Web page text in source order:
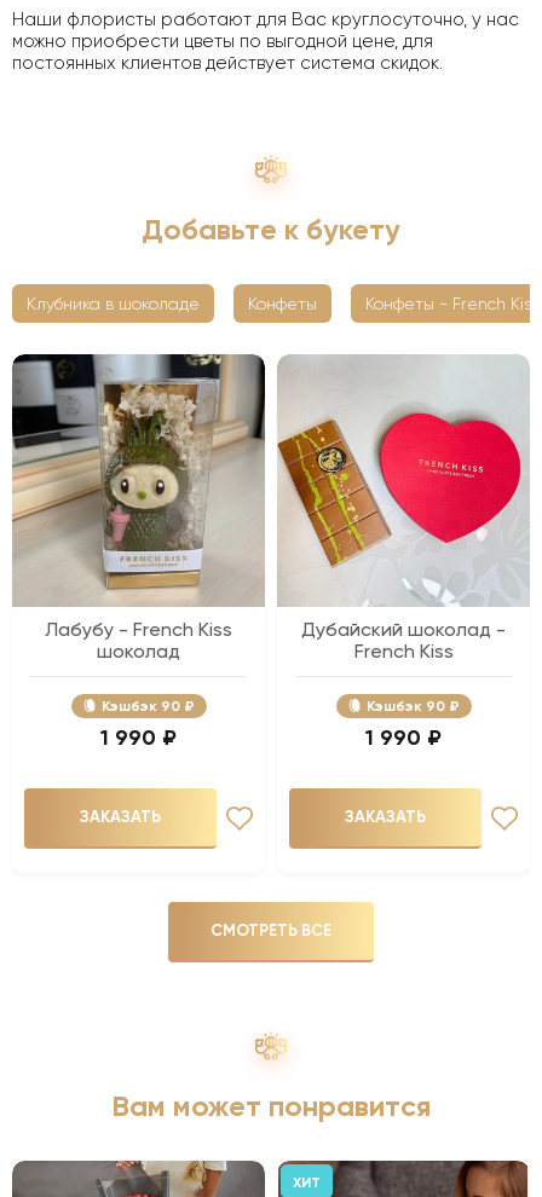
Наши флористы работают для Вас круглосуточно, у нас
можно приобрести цветы по выгодной цене, для
постоянных клиентов действует система скидок.
Добавьте к букету
Клубника в шоколаде Конфеты Конфеты - French Kiss
Лабубу - French Kiss
шоколад
Кэшбэк 90 ₽
1 990 ₽
ЗАКАЗАТЬ
Дубайский шоколад -
French Kiss
Кэшбэк 90 ₽
1 990 ₽
ЗАКАЗАТЬ
СМОТРЕТЬ ВСЕ
Вам может понравится
ХИТ